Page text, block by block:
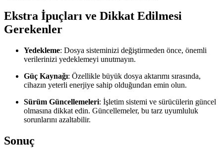
Ekstra İpuçları ve Dikkat Edilmesi
Gerekenler
Yedekleme: Dosya sisteminizi değiştirmeden önce, önemli
verilerinizi yedeklemeyi unutmayın.
Güç Kaynağı: Özellikle büyük dosya aktarımı sırasında,
cihazın yeterli enerjiye sahip olduğundan emin olun.
Sürüm Güncellemeleri: İşletim sistemi ve sürücülerin güncel
olmasına dikkat edin. Güncellemeler, bu tarz uyumluluk
sorunlarını azaltabilir.
Sonuç